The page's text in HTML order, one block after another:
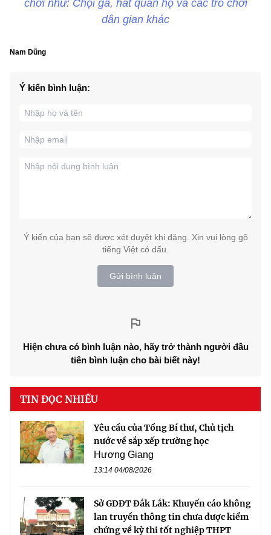
chơi như: Chọi gà, hát quan họ và các trò chơi
dân gian khác
Nam Dũng
Ý kiến bình luận:
Ý kiến của bạn sẽ được xét duyệt khi đăng. Xin vui lòng gõ
tiếng Việt có dấu.
Gửi bình luận
Hiện chưa có bình luận nào, hãy trở thành người đầu
tiên bình luận cho bài biết này!
TIN ĐỌC NHIỀU
Yêu cầu của Tổng Bí thư, Chủ tịch
nước về sắp xếp trường học
Hương Giang
13:14 04/08/2026
Sở GDĐT Đắk Lắk: Khuyến cáo không
lan truyền thông tin chưa được kiểm
chứng về kỳ thi tốt nghiệp THPT